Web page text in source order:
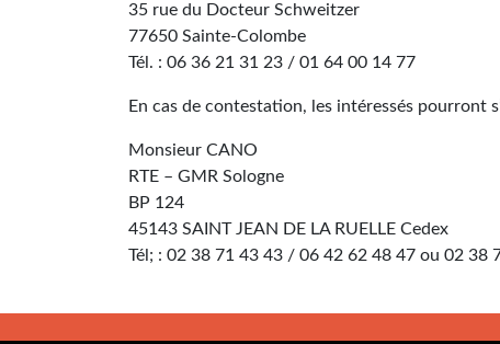
35 rue du Docteur Schweitzer
77650 Sainte-Colombe
Tél. : 06 36 21 31 23 / 01 64 00 14 77
En cas de contestation, les intéressés pourront
Monsieur CANO
RTE – GMR Sologne
BP 124
45143 SAINT JEAN DE LA RUELLE Cedex
Tél; : 02 38 71 43 43 / 06 42 62 48 47 ou 02 38